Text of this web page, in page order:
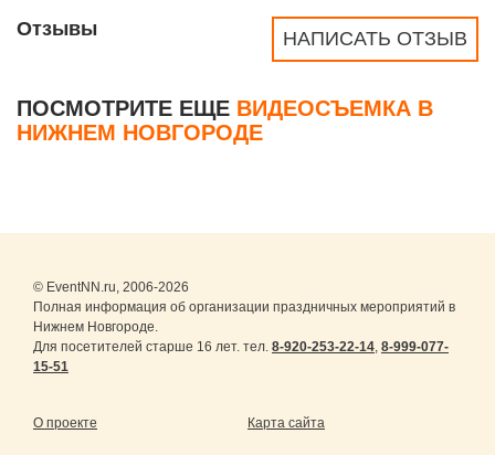
НАПИСАТЬ ОТЗЫВ
Отзывы
ПОСМОТРИТЕ ЕЩЕ ВИДЕОСЪЕМКА В
НИЖНЕМ НОВГОРОДЕ
© EventNN.ru, 2006-2026
Полная информация об организации праздничных мероприятий в
Нижнем Новгороде.
Для посетителей старше 16 лет. тел. 8-920-253-22-14, 8-999-077-
15-51
О проекте Карта сайта